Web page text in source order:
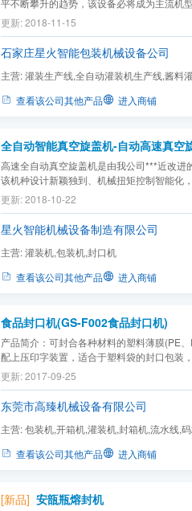
平不断攀升的趋势，该设备必将成为主流机
更新: 2018-11-15
石家庄星火智能包装机械设备公司
主营:灌装生产线,全自动灌装机生产线,酱料
查看该公司其他产品
进入商铺
全自动智能真空旋盖机-自动高速真空
高速全自动真空旋盖机是由我公司***近改进
该机种设计新颖独到、机械扭矩控制智能化
分便利，操作人员只需将瓶盖置于瓶口上，
程中，瓶盖被三组搓盖轮自动拧紧。既可用
线生产的理想机型。可方便地升级为完全的
更新: 2018-10-22
星火智能机械设备制造有限公司
主营:灌装机,包装机,封口机
查看该公司其他产品
进入商铺
食品封口机(GS-F002食品封口机)
产品简介：可封合各种材料的塑料薄膜(PE
配上压印字装置，适合于塑料袋的封口包装
金封刀，不会断线，封口不焦化、不冒烟；
效防止误切包装物，保障操作者安全；包装
且传送时间可调；滑动式胶膜支架可放置各
更新: 2017-09-25
东莞市高臻机械设备有限公司
主营:包装机,开箱机,灌装机,封箱机,流水线,
查看该公司其他产品
进入商铺
[新品] 安瓿瓶熔封机